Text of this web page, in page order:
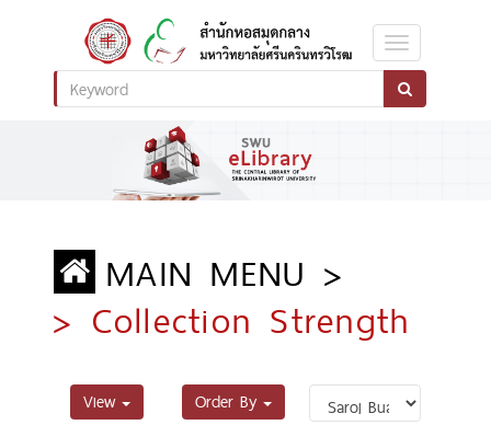
MAIN MENU >
> Collection Strength
View Order By